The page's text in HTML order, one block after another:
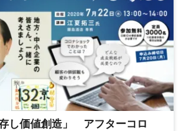
存し価値創造」 アフターコロ